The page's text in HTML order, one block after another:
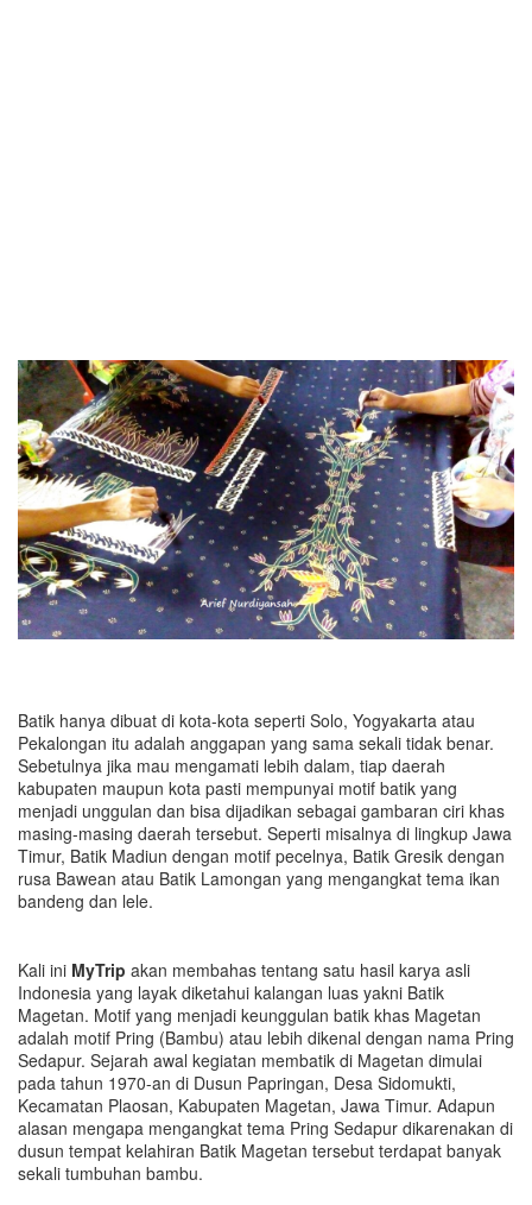
Batik hanya dibuat di kota-kota seperti Solo, Yogyakarta atau
Pekalongan itu adalah anggapan yang sama sekali tidak benar.
Sebetulnya jika mau mengamati lebih dalam, tiap daerah
kabupaten maupun kota pasti mempunyai motif batik yang
menjadi unggulan dan bisa dijadikan sebagai gambaran ciri khas
masing-masing daerah tersebut. Seperti misalnya di lingkup Jawa
Timur, Batik Madiun dengan motif pecelnya, Batik Gresik dengan
rusa Bawean atau Batik Lamongan yang mengangkat tema ikan
bandeng dan lele.
Kali ini MyTrip akan membahas tentang satu hasil karya asli
Indonesia yang layak diketahui kalangan luas yakni Batik
Magetan. Motif yang menjadi keunggulan batik khas Magetan
adalah motif Pring (Bambu) atau lebih dikenal dengan nama Pring
Sedapur. Sejarah awal kegiatan membatik di Magetan dimulai
pada tahun 1970-an di Dusun Papringan, Desa Sidomukti,
Kecamatan Plaosan, Kabupaten Magetan, Jawa Timur. Adapun
alasan mengapa mengangkat tema Pring Sedapur dikarenakan di
dusun tempat kelahiran Batik Magetan tersebut terdapat banyak
sekali tumbuhan bambu.